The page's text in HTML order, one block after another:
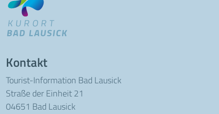
Kontakt
Tourist-Information Bad Lausick
Straße der Einheit 21
04651 Bad Lausick